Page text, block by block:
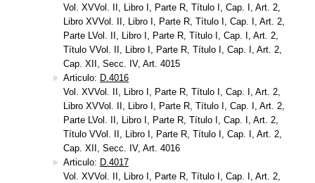
Vol. XVVol. II, Libro I, Parte R, Título I, Cap. I, Art. 2,
Libro XVVol. II, Libro I, Parte R, Título I, Cap. I, Art. 2,
Parte LVol. II, Libro I, Parte R, Título I, Cap. I, Art. 2,
Título VVol. II, Libro I, Parte R, Título I, Cap. I, Art. 2,
Cap. XII, Secc. IV, Art. 4015
Articulo: D.4016
Vol. XVVol. II, Libro I, Parte R, Título I, Cap. I, Art. 2,
Libro XVVol. II, Libro I, Parte R, Título I, Cap. I, Art. 2,
Parte LVol. II, Libro I, Parte R, Título I, Cap. I, Art. 2,
Título VVol. II, Libro I, Parte R, Título I, Cap. I, Art. 2,
Cap. XII, Secc. IV, Art. 4016
Articulo: D.4017
Vol. XVVol. II, Libro I, Parte R, Título I, Cap. I, Art. 2,